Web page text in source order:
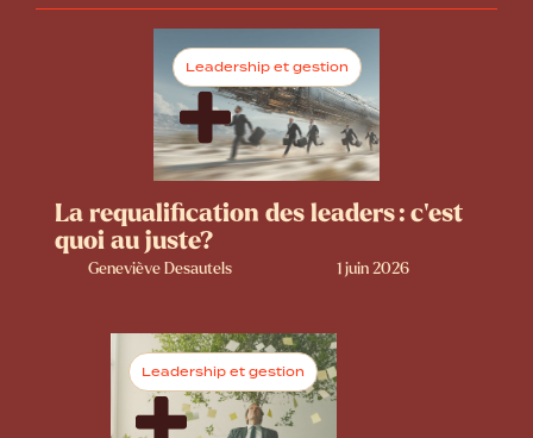
Leadership et gestion
La requalification des leaders : c’est
quoi au juste?
Geneviève Desautels 1 juin 2026
Leadership et gestion